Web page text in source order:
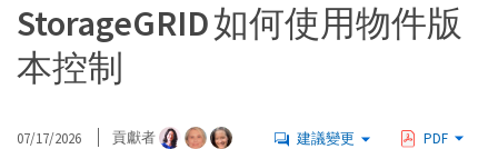
StorageGRID 如何使用物件版
本控制
07/17/2026 貢獻者 建議變更 PDF